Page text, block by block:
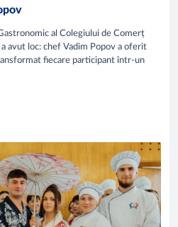
al Colegiului de Comerț
avut loc: chef Vadim Popov a oferit
fiecare participant într-un